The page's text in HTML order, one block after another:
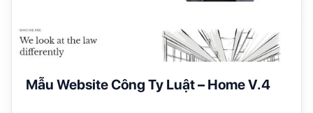
Mẫu Website Công Ty Luật – Home V.4